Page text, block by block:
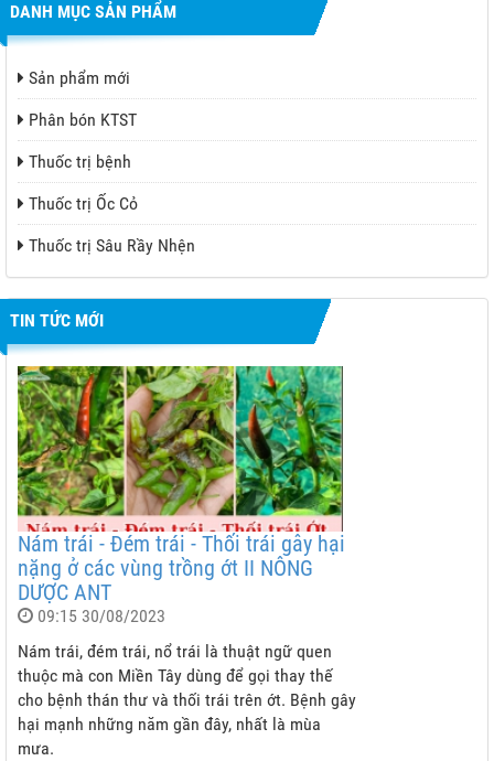
DANH MỤC SẢN PHẨM
Sản phẩm mới
Phân bón KTST
Thuốc trị bệnh
Thuốc trị Ốc Cỏ
Thuốc trị Sâu Rầy Nhện
TIN TỨC MỚI
Nám trái - Đém trái - Thối trái gây hại
nặng ở các vùng trồng ớt II NÔNG
DƯỢC ANT
09:15 30/08/2023
Nám trái, đém trái, nổ trái là thuật ngữ quen
thuộc mà con Miền Tây dùng để gọi thay thế
cho bệnh thán thư và thối trái trên ớt. Bệnh gây
hại mạnh những năm gần đây, nhất là mùa
mưa.